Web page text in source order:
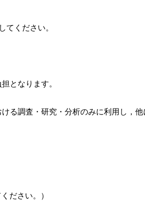
てください。
となります。
る調査・研究・分析のみに利用し，他
ださい。）